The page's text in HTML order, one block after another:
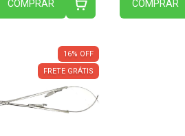
COMPRAR COMPRAR
16% OFF
FRETE GRÁTIS